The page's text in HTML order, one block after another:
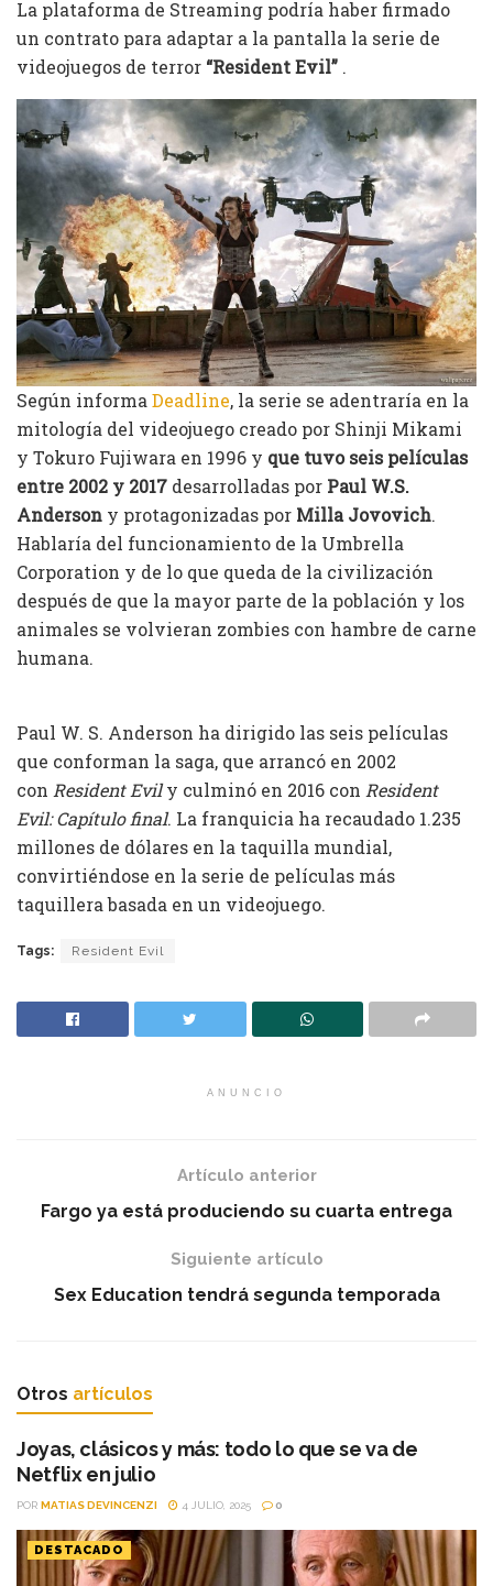
La plataforma de Streaming podría haber firmado
un contrato para adaptar a la pantalla la serie de
videojuegos de terror “Resident Evil” .
Según informaDeadline, la serie se adentraría en la
mitología del videojuego creado por Shinji Mikami
y Tokuro Fujiwara en 1996 y que tuvo seis películas
entre 2002 y 2017 desarrolladas por Paul W.S.
Anderson y protagonizadas por Milla Jovovich.
Hablaría del funcionamiento de la Umbrella
Corporation y de lo que queda de la civilización
después de que la mayor parte de la población y los
animales se volvieran zombies con hambre de carne
humana.
Paul W. S. Anderson ha dirigido las seis películas
que conforman la saga, que arrancó en 2002
con Resident Evily culminó en 2016 con Resident
Evil: Capítulo final. La franquicia ha recaudado 1.235
millones de dólares en la taquilla mundial,
convirtiéndose en la serie de películas más
taquillera basada en un videojuego.
Tags: Resident Evil
ANUNCIO
Artículo anterior
Fargo ya está produciendo su cuarta entrega
Siguiente artículo
Sex Education tendrá segunda temporada
Otros artículos
Joyas, clásicos y más: todo lo que se va de
Netflix en julio
POR MATIAS DEVINCENZI 4 JULIO, 2025 0
DESTACADO